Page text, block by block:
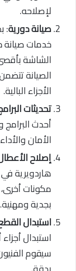
لإصلاحه.
صيانة دورية:
خدمات صيانة
الشاشة
الصيانة
الأجزاء البالية.
تحديثات
أحدث
الأمان
إصلاح
هاردويرية
مكونات
بجدية ومهنية.
استبدال
استبدال
سيقوم